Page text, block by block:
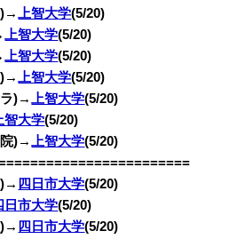
上智大学(5/20)
上智大学(5/20)
上智大学(5/20)
)→ 上智大学(5/20)
)→
上智大学(5/20)
智大学(5/20)
)→
上智大学(5/20)
)→ 四日市大学(5/20)
日市大学(5/20)
)→ 四日市大学(5/20)